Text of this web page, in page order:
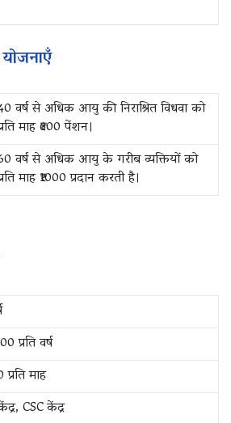
वर्ष से अधिक आयु की निराश्रित विधवा को
माह ₹600 पेंशन।
वर्ष से अधिक आयु के गरीब व्यक्तियों को
माह ₹1000 प्रदान करती है।
प्रति वर्ष
प्रति माह
CSC केंद्र